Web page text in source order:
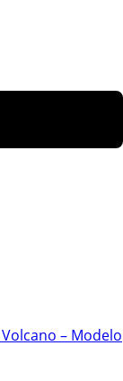
– Modelo